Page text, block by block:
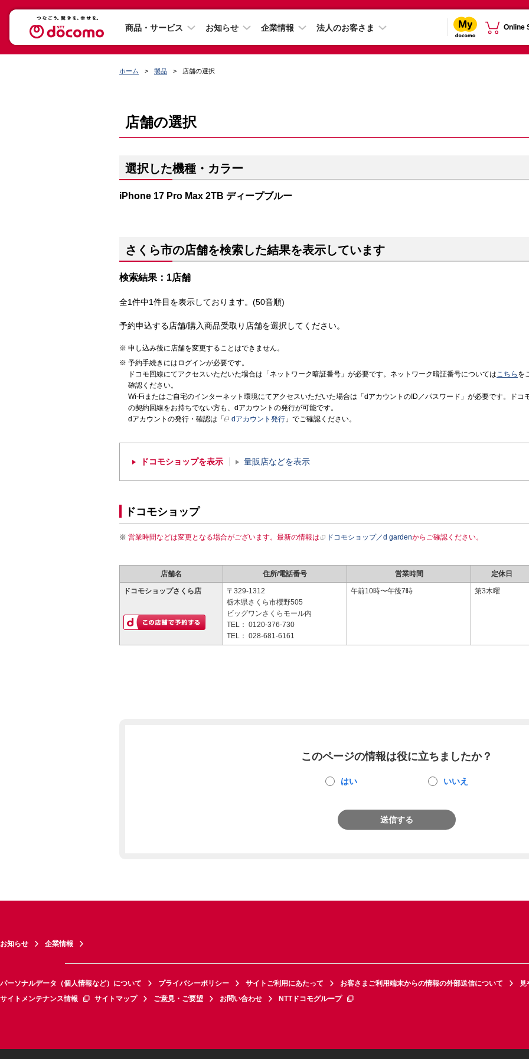
商品・サービス お知らせ 企業情報 法人のお客さま Online
ホーム 製品 店舗の選択
店舗の選択
選択した機種・カラー
iPhone 17 Pro Max 2TB ディープブルー
さくら市の店舗を検索した結果を表示しています
検索結果：1店舗
全1件中1件目を表示しております。(50音順)
予約申込する店舗/購入商品受取り店舗を選択してください。
申し込み後に店舗を変更することはできません。
予約手続きにはログインが必要です。
ドコモ回線にてアクセスいただいた場合は「ネットワーク暗証番号」が必要です。ネットワーク暗証番号についてはこちら を
確認ください。
Wi-Fiまたはご自宅のインターネット環境にてアクセスいただいた場合は「dアカウントのID／パスワード」が必要です。ドコ
の契約回線をお持ちでない方も、dアカウントの発行が可能です。
dアカウントの発行・確認は「
dアカウント発行 」でご確認ください。
ドコモショップを表示 量販店などを表示
ドコモショップ
営業時間などは変更となる場合がございます。最新の情報は ドコモショップ／d gardenからご確認ください。
店舗名 住所/電話番号 営業時間 定休日
ドコモショップさくら店
〒329-1312
栃木県さくら市櫻野505
ビッグワンさくらモール内
TEL： 0120-376-730
TEL： 028-681-6161
午前10時〜午後7時 第3木曜
このページの情報は役に立ちましたか？
はい いいえ
送信する
お知らせ 企業情報
パーソナルデータ（個人情報など）について プライバシーポリシー サイトご利用にあたって お客さまご利用端末からの情報の外部送信について
見
サイトメンテナンス情報
サイトマップ ご意見・ご要望 お問い合わせ NTTドコモグループ